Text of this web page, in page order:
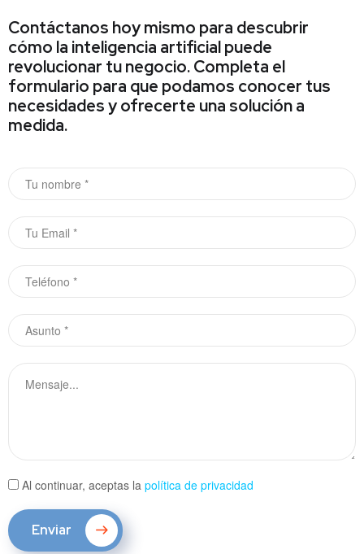
Contáctanos hoy mismo para descubrir
cómo la inteligencia artificial puede
revolucionar tu negocio. Completa el
formulario para que podamos conocer tus
necesidades y ofrecerte una solución a
medida.
Al continuar, aceptas la política de privacidad
Enviar